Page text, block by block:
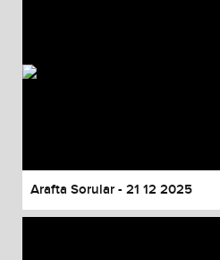
Arafta Sorular - 21 12 2025